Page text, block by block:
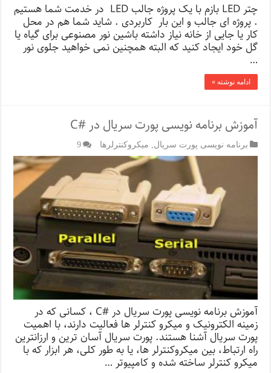
چتر LED بازم با یک پروژه جالب LED در خدمت شما هستیم
. پروژه ای جالب و این بار کاربردی . شاید شما هم در محل
کار یا جایی از خانه نیاز داشته باشین نور مصنوعی برای گیاه یا
گل خود ایجاد کنید که البته همچنین نمی خواهید جلوی نور
…
ادامه نوشته »
آموزش برنامه نویسی پورت سریال در #C
برنامه نویسی پورت سریال, میکروکنترلرها 9
آموزش برنامه نویسی پورت سریال در #C ، کسانی که در
زمینه الکترونیک و میکرو کنترلر ها فعالیت دارند، با اهمیت
پورت سریال آشنا هستند. پورت سریال آسان ترین و ارزانترین
راه ارتباط، بین میکروکنترلر ها، یا به طور کلی، هر ابزار که با
میکرو کنترلر ساخته شده و کامپیوتر …